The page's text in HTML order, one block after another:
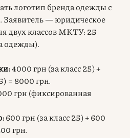
логотип бренда одежды с
— юридическое
двух классов МКТУ: 25
одежды).
4000 грн (за класс 25) +
= 8000 грн.
грн (фиксированная
600 грн (за класс 25) + 600
грн.